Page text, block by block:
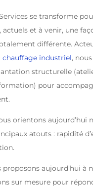
se transforme
actuels et à venir, une
différente.
chauffage industriel,
structurelle
pour
orientons aujourd’hui
atouts : rapidité
proposons aujourd’hui à
sur mesure pour